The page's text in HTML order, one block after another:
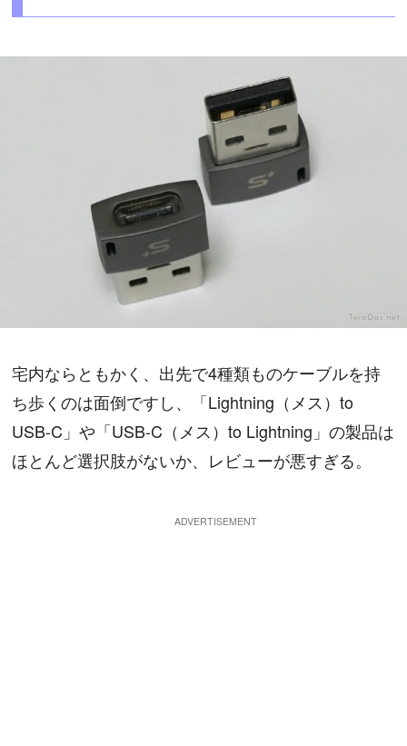
宅内ならともかく、出先で4種類ものケーブルを持
ち歩くのは面倒ですし、「Lightning（メス）to
USB-C」や「USB-C（メス）to Lightning」の製品は
ほとんど選択肢がないか、レビューが悪すぎる。